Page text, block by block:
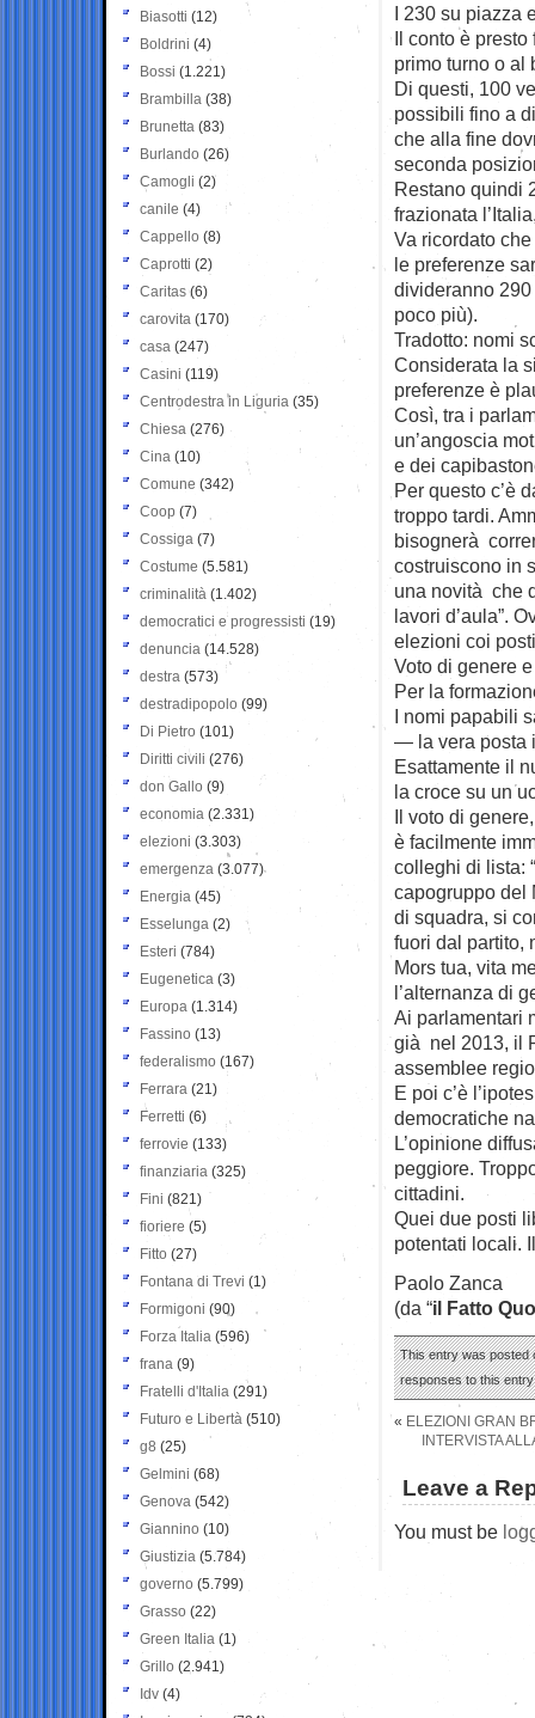
I 230 su piazza
Il conto è
primo turno o al
Di questi, 100
possibili fino a
che alla fine
seconda
Restano quindi
frazionata
Va ricordato
le preferenze
divideranno
poco più).
Tradotto: nomi
Considerata la
preferenze è
Così, tra i
un’angoscia
e dei
Per questo c’è
troppo tardi.
bisognerà
costruiscono in
una novità che
lavori d’aula”.
elezioni coi
Voto di genere
Per la
I nomi papabili
— la vera posta
Esattamente il
la croce su un
Il voto di
è facilmente
colleghi di lista:
capogruppo del
di squadra, si
fuori dal partito,
Mors tua, vita
l’alternanza di
Ai parlamentari
già nel 2013, il
assemblee
E poi c’è
democratiche
L’opinione
peggiore.
cittadini.
Quei due posti
potentati locali.
Paolo Zanca
(da “il Fatto
This entry was posted
responses to this
« ELEZIONI GRAN
INTERVISTA
Leave a
You must be
Biasotti (12)
Boldrini (4)
Bossi (1.221)
Brambilla (38)
Brunetta (83)
Burlando (26)
Camogli (2)
canile (4)
Cappello (8)
Caprotti (2)
Caritas (6)
carovita (170)
casa (247)
Casini (119)
Centrodestra in Liguria (35)
Chiesa (276)
Cina (10)
Comune (342)
Coop (7)
Cossiga (7)
Costume (5.581)
criminalità (1.402)
democratici e progressisti (19)
denuncia (14.528)
destra (573)
destradipopolo (99)
Di Pietro (101)
Diritti civili (276)
don Gallo (9)
economia (2.331)
elezioni (3.303)
emergenza (3.077)
Energia (45)
Esselunga (2)
Esteri (784)
Eugenetica (3)
Europa (1.314)
Fassino (13)
federalismo (167)
Ferrara (21)
Ferretti (6)
ferrovie (133)
finanziaria (325)
Fini (821)
fioriere (5)
Fitto (27)
Fontana di Trevi (1)
Formigoni (90)
Forza Italia (596)
frana (9)
Fratelli d'Italia (291)
Futuro e Libertà (510)
g8 (25)
Gelmini (68)
Genova (542)
Giannino (10)
Giustizia (5.784)
governo (5.799)
Grasso (22)
Green Italia (1)
Grillo (2.941)
Idv (4)